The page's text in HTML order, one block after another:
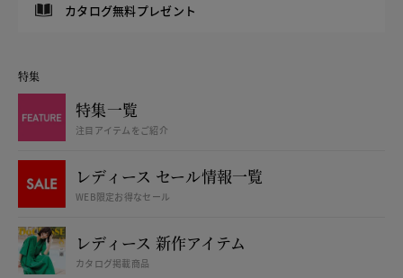
カタログ無料プレゼント
特集
特集一覧
注目アイテムをご紹介
レディース セール情報一覧
WEB限定お得なセール
レディース 新作アイテム
カタログ掲載商品